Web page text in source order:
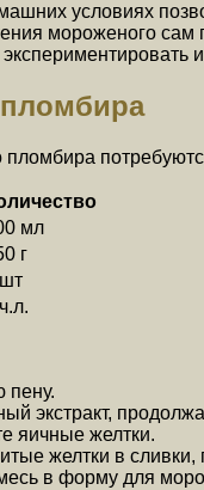
условиях
мороженого
мл
г
пену.
экстракт,
яичные желтки.
желтки в
в форму для